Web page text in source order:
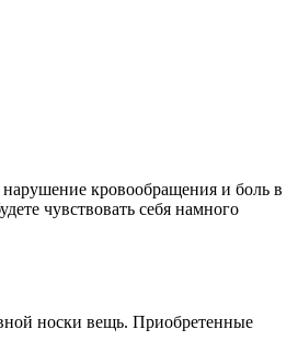
нарушение кровообращения и боль в
чувствовать себя намного
носки вещь. Приобретенные